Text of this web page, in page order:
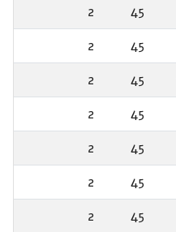
45
2
45
2
45
2
45
2
45
2
45
2
45
2